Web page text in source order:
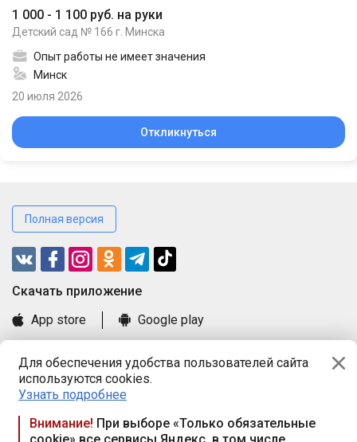
Для обеспечения удобства пользователей сайта
используются cookies.
Узнать подробнее
Внимание! При выборе «Только обязательные
1 000 - 1 100 руб. на руки
Детский сад № 166 г. Минска
Опыт работы не имеет значения
Минск
20 июля 2026
Откликнуться
Полная версия
Cкачать приложение
App store
Google play
Книга замечаний и предложений
Правила и документы
Praca.by © 2000—2026, ООО «ПРАЦА БАЙ»